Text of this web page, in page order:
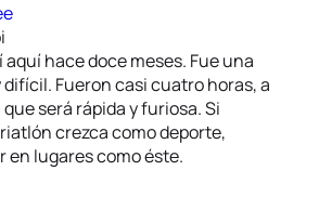
hace doce meses. Fue una
Fueron casi cuatro horas, a
será rápida y furiosa. Si
crezca como deporte,
en lugares como éste.